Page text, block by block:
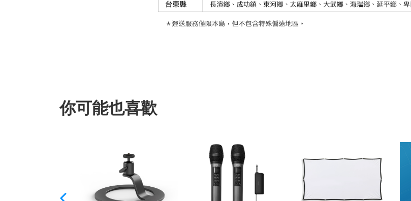
你可能也喜歡